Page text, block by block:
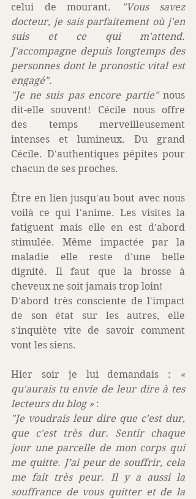
celui de mourant.
"Vous savez
docteur, je sais parfaitement où j'en
suis et ce qui m'attend.
J'accompagne depuis longtemps des
personnes dont le pronostic vital est
engagé".
"Je ne suis pas encore partie" nous
dit-elle souvent! Cécile nous offre
des temps merveilleusement
intenses et lumineux. Du grand
Cécile. D'authentiques pépites pour
chacun de ses proches.
Être en lien jusqu'au bout avec nous
voilà ce qui l'anime. Les visites la
fatiguent mais elle en est d'abord
stimulée. Même impactée par la
maladie elle reste d'une belle
dignité. Il faut que la brosse à
cheveux ne soit jamais trop loin!
D'abord très consciente de l'impact
de son état sur les autres, elle
s'inquiète vite de savoir comment
vont les siens.
Hier soir je lui demandais :
«
qu'aurais tu envie de leur dire à tes
lecteurs du blog » :
"Je voudrais leur dire que c'est dur,
que c'est très dur. Sentir chaque
jour une parcelle de mon corps qui
me quitte. J’ai peur de souffrir, cela
me fait très peur. Il y a aussi la
souffrance de vous quitter et de la